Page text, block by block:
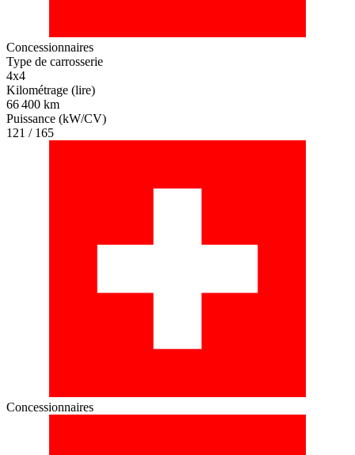
Concessionnaires
Type de carrosserie
4x4
Kilométrage (lire)
66 400 km
Puissance (kW/CV)
121 / 165
Concessionnaires